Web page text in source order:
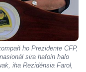
ho Prezidente CFP,
sira hafoin halo
iha Rezidénsia Farol,